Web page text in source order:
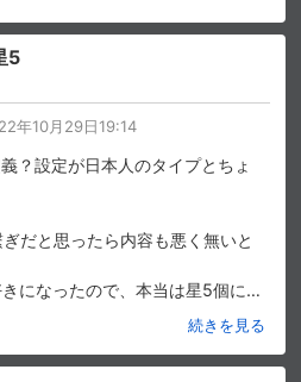
5
年10月29日19:14
？設定が日本人のタイプとちょ
だと思ったら内容も悪く無いと
になったので、本当は星5個に…
続きを見る